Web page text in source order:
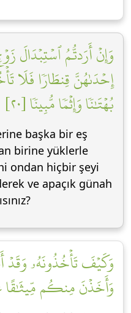
وَإِنۡ أَرَدتُّمُ ٱسۡتِبۡدَالَ
إِحۡدَىٰهُنَّ قِنطَارٗا فَلَا
بُهۡتَٰنٗا وَإِثۡمٗا مُّبِينٗا [٢٠]
başka bir eş
birine yüklerle
ondan hiçbir şeyi
ve apaçık günah
وَكَيۡفَ تَأۡخُذُونَهُۥ
وَأَخَذۡنَ مِنكُم مِّيثَٰقًا